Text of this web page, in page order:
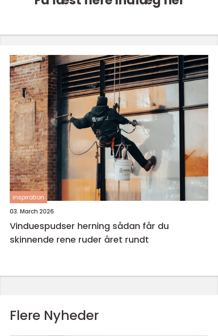
inspiration
03. March 2026
Vinduespudser herning sådan får du
skinnende rene ruder året rundt
Flere Nyheder